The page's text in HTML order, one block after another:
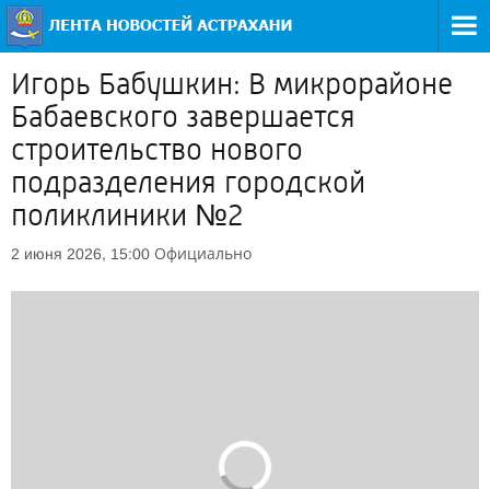
Игорь Бабушкин: В микрорайоне
Бабаевского завершается
строительство нового
подразделения городской
поликлиники №2
2 июня 2026, 15:00 Официально